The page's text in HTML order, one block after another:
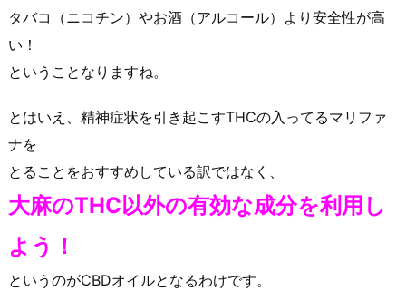
タバコ（ニコチン）やお酒（アルコール）より安全性が高
い！
ということなりますね。
とはいえ、精神症状を引き起こすTHCの入ってるマリファ
ナを
とることをおすすめしている訳ではなく、
大麻のTHC以外の有効な成分を利用し
よう！
というのがCBDオイルとなるわけです。